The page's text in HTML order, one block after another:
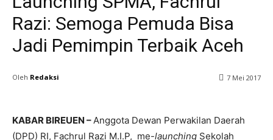
Razi: Semoga Pemuda Bisa
Jadi Pemimpin Terbaik Aceh
Oleh Redaksi 7 Mei 2017
KABAR BIREUEN – Anggota Dewan Perwakilan Daerah
(DPD) RI, Fachrul Razi M.I.P, me-launching Sekolah